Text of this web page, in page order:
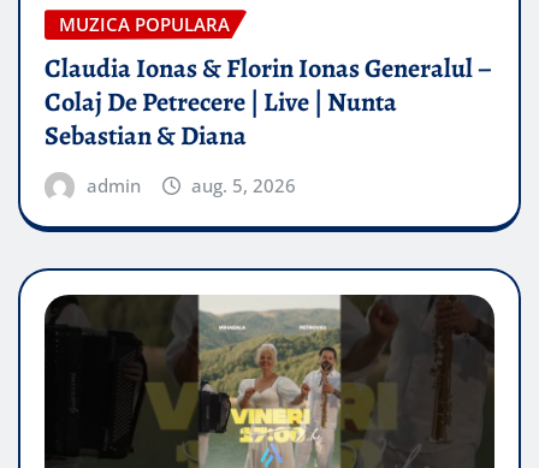
MUZICA POPULARA
Claudia Ionas & Florin Ionas Generalul –
Colaj De Petrecere | Live | Nunta
Sebastian & Diana
admin aug. 5, 2026